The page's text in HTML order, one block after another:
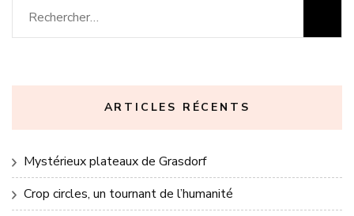
Rechercher :
ARTICLES RÉCENTS
Mystérieux plateaux de Grasdorf
Crop circles, un tournant de l’humanité